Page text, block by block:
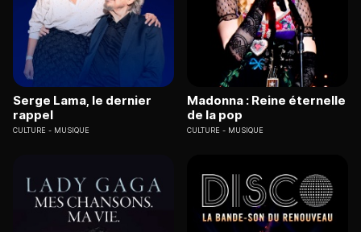
Serge Lama, le dernier
rappel
CULTURE MUSIQUE
Madonna : Reine éternelle
de la pop
CULTURE MUSIQUE